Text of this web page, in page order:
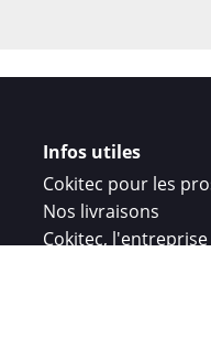
Infos utiles
Cokitec pour les
Nos livraisons
Cokitec, l'entreprise